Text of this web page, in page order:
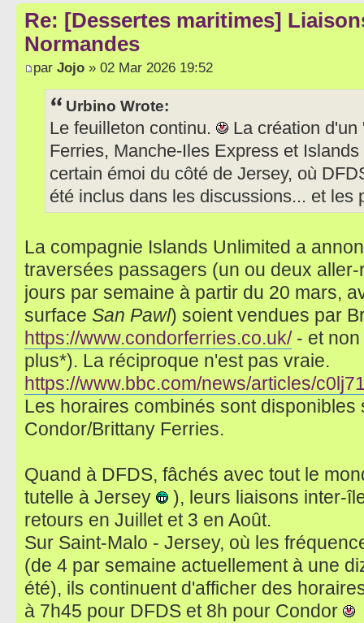
Re: [Dessertes maritimes]
Normandes
par Jojo » 02 Mar 2026 19:52
Urbino Wrote:
Le feuilleton continu.
La création
Ferries, Manche-Iles Express et
certain émoi du côté de Jersey, où
été inclus dans les discussions... et les
La compagnie Islands Unlimited a
traversées passagers (un ou deux
jours par semaine à partir du 20 mars,
surface San Pawl) soient vendues par
https://www.condorferries.co.uk/- et non
plus*). La réciproque n'est pas vraie.
https://www.bbc.com/news/articles/
Les horaires combinés sont disponibles
Condor/Brittany Ferries.
Quand à DFDS, fâchés avec tout le
tutelle à Jersey
), leurs liaisons inter-
retours en Juillet et 3 en Août.
Sur Saint-Malo - Jersey, où les
(de 4 par semaine actuellement à une
été), ils continuent d'afficher des
à 7h45 pour DFDS et 8h pour Condor